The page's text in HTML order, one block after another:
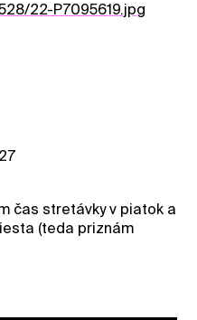
22-P7095619.jpg
čas stretávky v piatok a
(teda priznám